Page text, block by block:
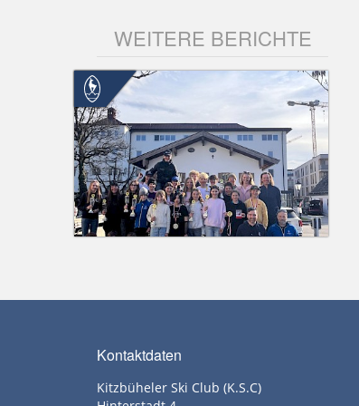
WEITERE BERICHTE
Kontaktdaten
Kitzbüheler Ski Club (K.S.C)